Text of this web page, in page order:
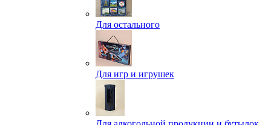
Для остального
Для игр и игрушек